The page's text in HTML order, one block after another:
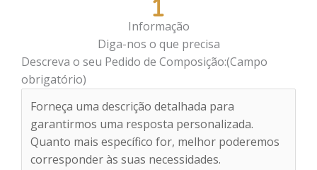
Informação
Diga-nos o que precisa
Descreva o seu Pedido de Composição:(Campo
obrigatório)